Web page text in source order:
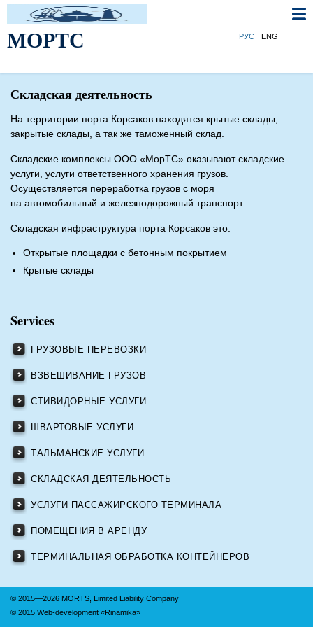
МОРТС РУС ENG
Складская деятельность
На территории порта Корсаков находятся крытые склады,
закрытые склады, а так же таможенный склад.
Складские комплексы ООО «МорТС» оказывают складские
услуги, услуги ответственного хранения грузов.
Осуществляется переработка грузов с моря
на автомобильный и железнодорожный транспорт.
Складская инфраструктура порта Корсаков это:
Открытые площадки с бетонным покрытием
Крытые склады
Services
ГРУЗОВЫЕ ПЕРЕВОЗКИ
ВЗВЕШИВАНИЕ ГРУЗОВ
СТИВИДОРНЫЕ УСЛУГИ
ШВАРТОВЫЕ УСЛУГИ
ТАЛЬМАНСКИЕ УСЛУГИ
СКЛАДСКАЯ ДЕЯТЕЛЬНОСТЬ
УСЛУГИ ПАССАЖИРСКОГО ТЕРМИНАЛА
ПОМЕЩЕНИЯ В АРЕНДУ
ТЕРМИНАЛЬНАЯ ОБРАБОТКА КОНТЕЙНЕРОВ
© 2015—2026 MORTS, Limited Liability Company
© 2015 Web-development «Rinamika»